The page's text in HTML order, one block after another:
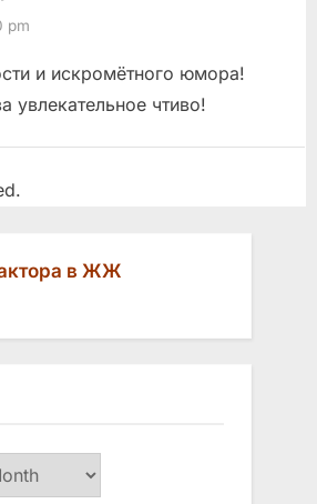
pm
и искромётного юмора!
увлекательное чтиво!
в ЖЖ